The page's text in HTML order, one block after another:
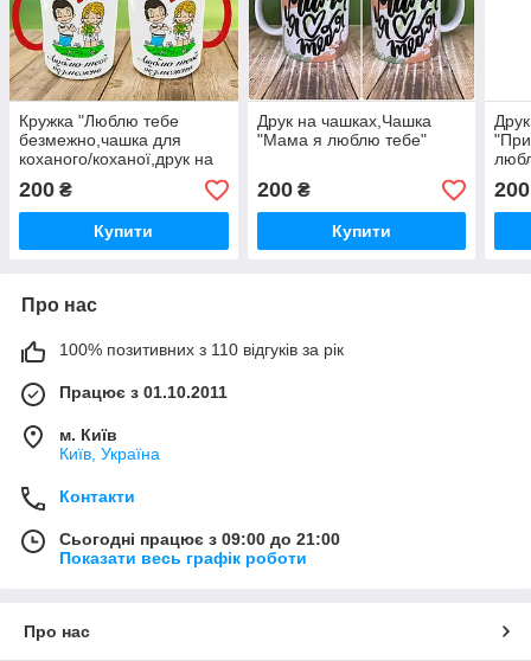
Кружка "Люблю тебе
безмежно,чашка для
коханого/коханої,друк на
чашка
200 ₴
Купити
Друк на чашках,Чашка
"Мама я люблю тебе"
200₴
Купити
200
Про нас
100% позитивних з 110 відгуків за рік
Працює з 01.10.2011
м. Київ
Київ, Україна
Контакти
Сьогодні працює з 09:00 до 21:00
Показати весь графік роботи
Про нас